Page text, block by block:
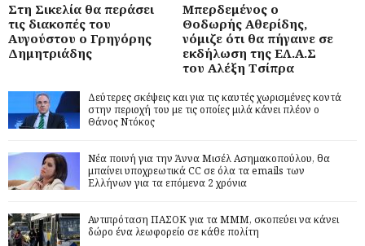
Στη Σικελία θα περάσει
τις διακοπές του
Αυγούστου ο Γρηγόρης
Δημητριάδης
Μπερδεμένος ο
Θοδωρής Αθερίδης,
νόμιζε ότι θα πήγαινε σε
εκδήλωση της ΕΛ.Α.Σ
του Αλέξη Τσίπρα
Δεύτερες σκέψεις και για τις καυτές χωρισμένες κοντά
στην περιοχή του με τις οποίες μιλά κάνει πλέον ο
Θάνος Ντόκος
Νέα ποινή για την Άννα Μισέλ Ασημακοπούλου, θα
μπαίνει υποχρεωτικά CC σε όλα τα emails των
Ελλήνων για τα επόμενα 2 χρόνια
Αντιπρόταση ΠΑΣΟΚ για τα ΜΜΜ, σκοπεύει να κάνει
δώρο ένα λεωφορείο σε κάθε πολίτη